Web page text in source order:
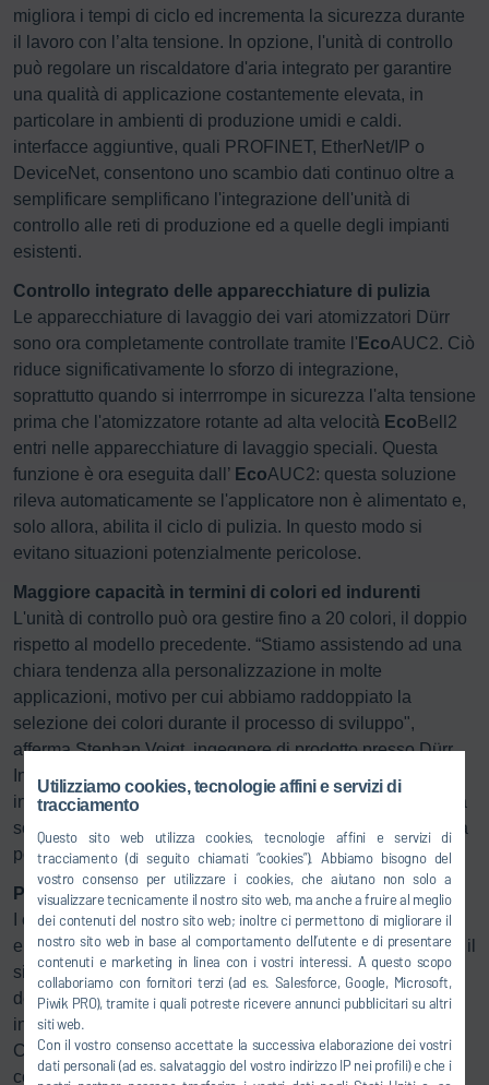
Utilizziamo cookies, tecnologie affini e servizi di
tracciamento
Questo sito web utilizza cookies, tecnologie affini e servizi di
tracciamento (di seguito chiamati “cookies”). Abbiamo bisogno del
vostro consenso per utilizzare i cookies, che aiutano non solo a
visualizzare tecnicamente il nostro sito web, ma anche a fruire al meglio
dei contenuti del nostro sito web; inoltre ci permettono di migliorare il
nostro sito web in base al comportamento dell’utente e di presentare
contenuti e marketing in linea con i vostri interessi. A questo scopo
collaboriamo con fornitori terzi (ad es. Salesforce, Google, Microsoft,
Piwik PRO), tramite i quali potreste ricevere annunci pubblicitari su altri
siti web.
Con il vostro consenso accettate la successiva elaborazione dei vostri
dati personali (ad es. salvataggio del vostro indirizzo IP nei profili) e che i
migliora i tempi di ciclo ed incrementa la sicurezza durante
il lavoro con l’alta tensione. In opzione, l'unità di controllo
può regolare un riscaldatore d'aria integrato per garantire
una qualità di applicazione costantemente elevata, in
particolare in ambienti di produzione umidi e caldi.
interfacce aggiuntive, quali PROFINET, EtherNet/IP o
DeviceNet, consentono uno scambio dati continuo oltre a
semplificare semplificano l'integrazione dell'unità di
controllo alle reti di produzione ed a quelle degli impianti
esistenti.
Controllo integrato delle apparecchiature di pulizia
Le apparecchiature di lavaggio dei vari atomizzatori Dürr
sono ora completamente controllate tramite l' EcoAUC2. Ciò
riduce significativamente lo sforzo di integrazione,
soprattutto quando si interrrompe in sicurezza l'alta tensione
prima che l'atomizzatore rotante ad alta velocità Eco Bell2
entri nelle apparecchiature di lavaggio speciali. Questa
funzione è ora eseguita dall’ EcoAUC2: questa soluzione
rileva automaticamente se l'applicatore non è alimentato e,
solo allora, abilita il ciclo di pulizia. In questo modo si
evitano situazioni potenzialmente pericolose.
Maggiore capacità in termini di colori ed indurenti
L'unità di controllo può ora gestire fino a 20 colori, il doppio
rispetto al modello precedente. “Stiamo assistendo ad una
chiara tendenza alla personalizzazione in molte
applicazioni, motivo per cui abbiamo raddoppiato la
selezione dei colori durante il processo di sviluppo",
afferma Stephan Voigt, ingegnere di prodotto presso Dürr.
Inoltre, l'
Eco
AUC2 supporta ora fino a 5 componenti
indurenti, invece dei 3 precedenti. Questo vuol dire che ora
sono possibili anche formulazioni di vernice complesse ma
poco frequenti.
Pronto all’uso immediato, intuitivo da usare
I componenti dell’EcoAUC2 sono alloggiati in un quadro
elettrico compatto. In questo quadro elettrico sono integrati il
sistema di controllo del processo, il sistema di controllo
dell'aria compressa, il sistema di visualizzazione oltre alle
interfacce per il controllo dei robot ed il PLC di sicurezza.
Come il suo modello precedente, anche l’EcoAUC2 è
completamente integrato nel concetto ready2integrate di